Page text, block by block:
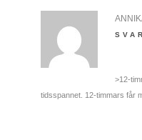
>12-
tidsspannet. 12-timmars får